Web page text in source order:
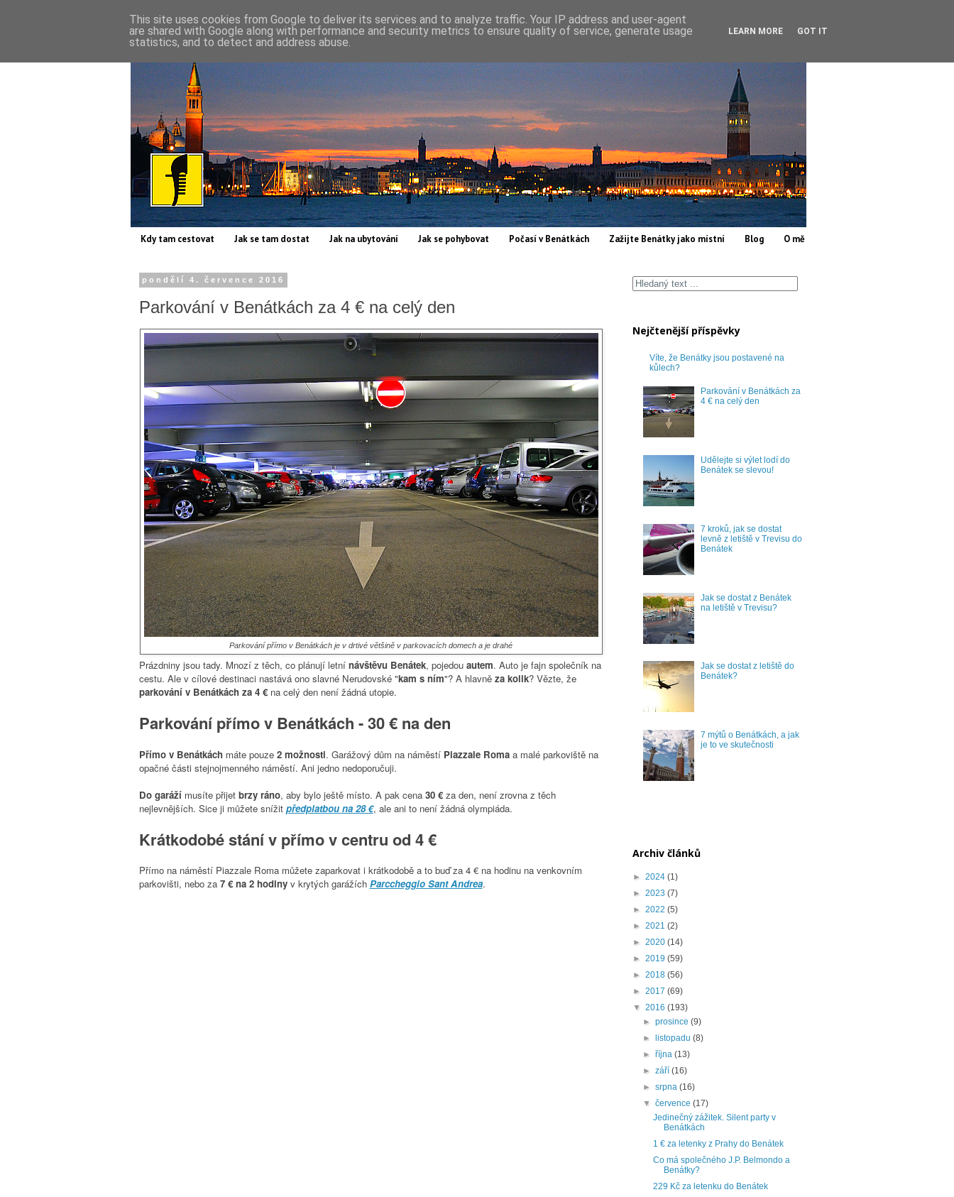
Kdy tam cestovat Jak se tam dostat Jak na ubytování Jak se pohybovat Počasí v Benátkách Zažijte Benátky jako místní Blog O mě
pondělí 4. července 2016
Parkování v Benátkách za 4 € na celý den
Parkování přímo v Benátkách je v drtivé většině v parkovacích domech a je drahé
Prázdniny jsou tady. Mnozí z těch, co plánují letní návštěvu Benátek, pojedouautem. Auto je fajn společník na
cestu. Ale v cílové destinaci nastává ono slavné Nerudovské "kam s ním"? A hlavně za kolik? Vězte, že
parkování v Benátkách za 4 €na celý den není žádná utopie.
Parkování přímo v Benátkách -30€ naden
Přímo v Benátkách máte pouze 2 možnosti. Garážový dům na náměstí Piazzale Romaa malé parkoviště na
opačné části stejnojmenného náměstí. Ani jedno nedoporučuji.
Do garážímusíte přijet brzy ráno, aby bylo ještě místo. A pak cena 30 €za den, není zrovna z těch
nejlevnějších. Sice ji můžete snížit předplatbou na 28 €, ale ani to není žádná olympiáda.
Krátkodobé stání v přímo v centru od 4 €
Přímo na náměstí Piazzale Roma můžete zaparkovat i krátkodobě a to buď za 4 € na hodinu na venkovním
parkovišti, nebo za7 € na 2 hodinyv krytých garážích Parccheggio Sant Andrea.
Nejčtenější příspěvky
Víte, že Benátky jsou postavené na
kůlech?
Parkování v Benátkách za
4 € na celý den
Udělejte si výlet lodí do
Benátek se slevou!
7 kroků, jak se dostat
levně z letiště v Trevisu do
Benátek
Jak se dostat z Benátek
na letiště v Trevisu?
Jak se dostat z letiště do
Benátek?
7 mýtů o Benátkách, a jak
je to ve skutečnosti
Archiv článků
► 2024 (1)
► 2023 (7)
► 2022 (5)
► 2021 (2)
► 2020 (14)
► 2019 (59)
► 2018 (56)
► 2017 (69)
▼ 2016 (193)
► prosince (9)
►
listopadu (8)
► října (13)
► září (16)
► srpna (16)
▼ července (17)
Jedinečný zážitek. Silent party v
Benátkách
1 € za letenky z Prahy do Benátek
Co má společného J.P. Belmondo a
Benátky?
229 Kč za letenku do Benátek
This site uses cookies from Google to deliver its services and to analyze traffic. Your IP address and user-agent
are shared with Google along with performance and security metrics to ensure quality of service, generate usage
statistics, and to detect and address abuse.
LEARN MORE GOT IT